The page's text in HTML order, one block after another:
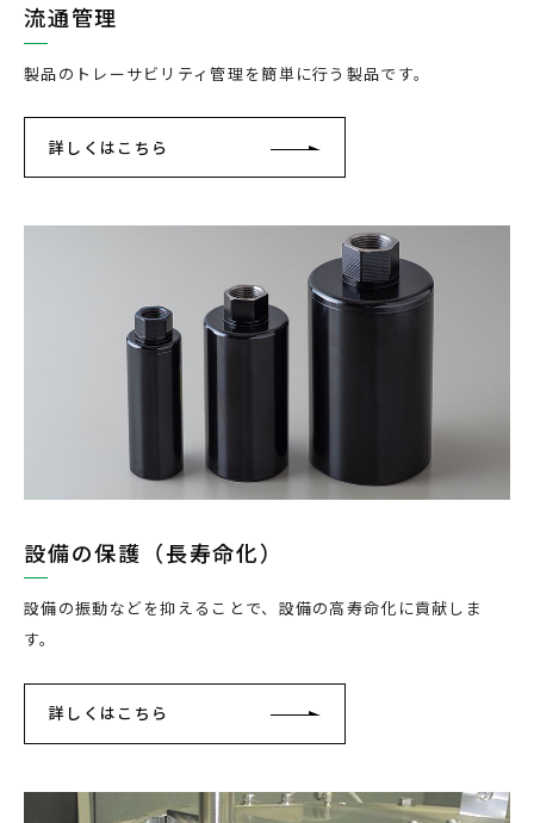
流通管理
製品のトレーサビリティ管理を簡単に行う製品です。
詳しくはこちら
設備の保護（長寿命化）
設備の振動などを抑えることで、設備の高寿命化に貢献しま
す。
詳しくはこちら